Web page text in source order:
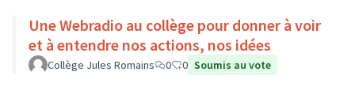
Une Webradio au collège pour donner à voir
et à entendre nos actions, nos idées
Collège Jules Romains 0 0 Soumis au vote